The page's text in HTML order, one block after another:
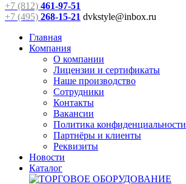
+7 (812) 461-97-51
+7 (495) 268-15-21 dvkstyle@inbox.ru
Главная
Компания
О компании
Лицензии и сертификаты
Наше производство
Сотрудники
Контакты
Вакансии
Политика конфиденциальности
Партнёры и клиенты
Реквизиты
Новости
Каталог